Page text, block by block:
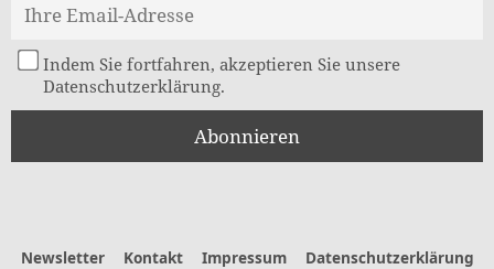
Indem Sie fortfahren, akzeptieren Sie unsere
Datenschutzerklärung.
Newsletter Kontakt Impressum
Datenschutzerklärung